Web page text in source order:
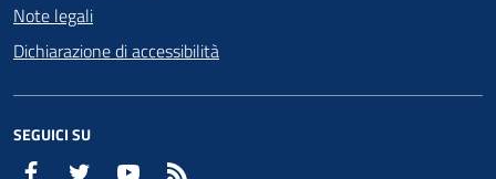
Note legali
Dichiarazione di accessibilità
SEGUICI SU
Facebook Twitter YouTube